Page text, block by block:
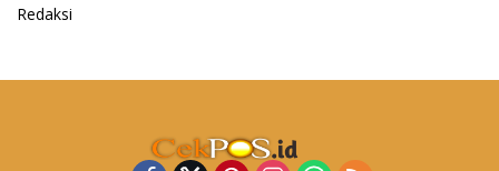
Redaksi